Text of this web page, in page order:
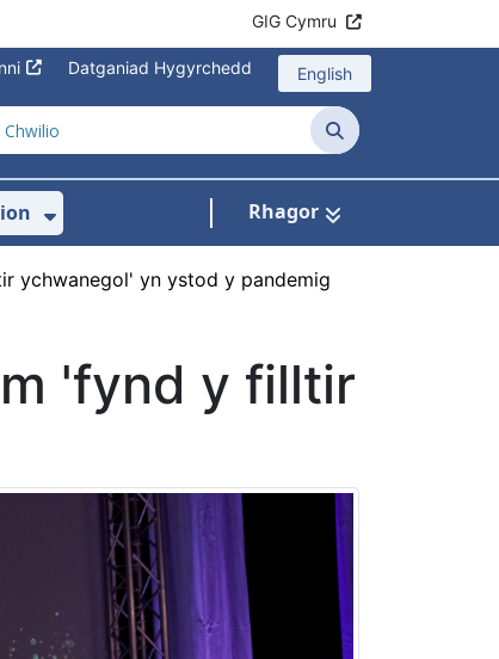
GIG Cymru
Datganiad Hygyrchedd English
Chwilio
ar gyfer Amdanom Ni
Dangos isddewislen ar gyfer
Rhagor
ychwanegol' yn ystod y pandemig
'fynd y filltir